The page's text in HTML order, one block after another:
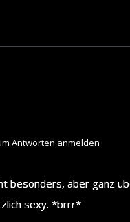
Antworten anmelden
besonders, aber ganz
sexy. *brrr*